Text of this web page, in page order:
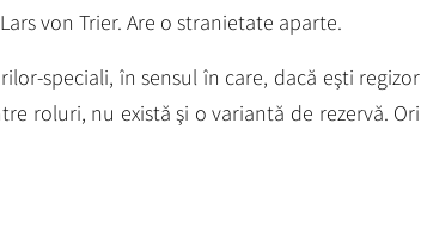
von Trier. Are o stranietate aparte.
speciali, în sensul în care, dacă eşti regizor
roluri, nu există şi o variantă de rezervă. Ori